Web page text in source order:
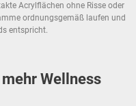
Acrylflächen ohne Risse oder
ordnungsgemäß laufen und
entspricht.
Wellness